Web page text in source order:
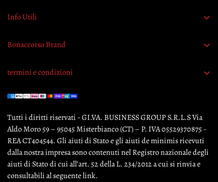
Info Utili
Bonaccorso Brand
Garanzia originalità prodotti
termini e condizioni
Privacy Policy
Cookie Policy
Informativa Legale
Politica di reso
Tutti i diritti riservati - GI.VA. BUSINESS GROUP S.R.L.S Via
Aldo Moro 59 – 95045 Misterbianco (CT) – P. IVA 05529370875 -
REA CT404544. Gli aiuti di Stato e gli aiuti de minimis ricevuti
dalla nostra impresa sono contenuti nel Registro nazionale degli
aiuti di Stato di cui all’art. 52 della L. 234/2012 a cui si rinvia e
consultabili al seguente link.